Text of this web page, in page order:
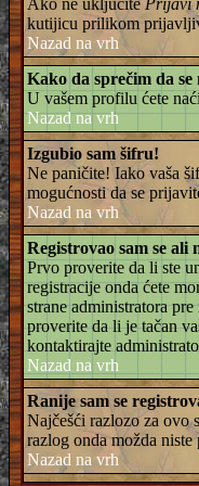
Ako ne uključitePrijavi
kutijicu prilikom
Nazad na vrh
Kako da sprečim da
U vašem profilu ćete
Nazad na vrh
Izgubio sam šifru!
Ne paničite! Iako vaša
mogućnosti da se
Nazad na vrh
Registrovao sam se ali
Prvo proverite da li ste
registracije onda ćete
strane administratora
proverite da li je tačan
kontaktirajte
Nazad na vrh
Ranije sam se
Najčešći razlozo za ovo
razlog onda možda
Nazad na vrh